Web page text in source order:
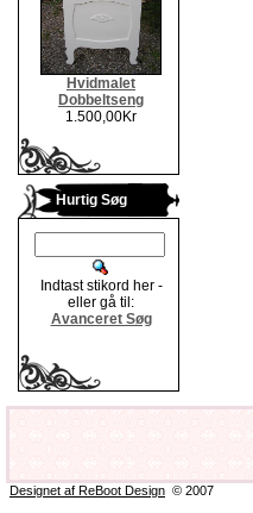
Hvidmalet
Dobbeltseng
1.500,00Kr
Hurtig Søg
Indtast stikord her -
eller gå til:
Avanceret Søg
Designet af ReBoot Design © 2007